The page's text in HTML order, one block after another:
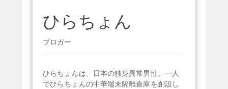
ひらちょん
ブロガー
ひらちょんは、日本の独身異常男性。一人
でひらちょんの中華端末隔離倉庫を創設し